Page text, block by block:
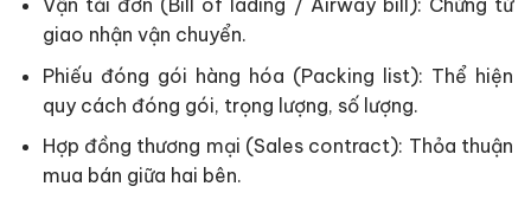
Vận tải đơn (Bill of lading / Airway bill): Chứng từ
giao nhận vận chuyển.
Phiếu đóng gói hàng hóa (Packing list): Thể hiện
quy cách đóng gói, trọng lượng, số lượng.
Hợp đồng thương mại (Sales contract): Thỏa thuận
mua bán giữa hai bên.